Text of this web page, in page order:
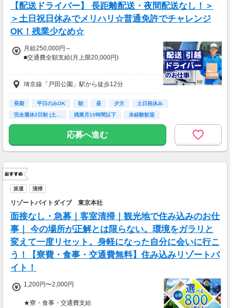
【配送ドライバー】 長距離配送・夜間配送なし！＞
＞土日祝日休みでメリハリ☆普通免許でチャレンジ
OK！残業少なめ☆
月給250,000円～
■交通費全額支給(月上限20,000円)
試用期間3ヶ月、研修期間2週間(最長)：条件の
変動なし
埼京線「戸田公園」駅から徒歩12分
長期 平日のみOK 朝 昼 夕方
土日祝休み
完全週休2日制 (土…
残業月10時間以下 未経験歓迎
応募へ進む
派遣 清掃
リゾートバイトダイブ 東京本社
面接なし・急募｜客室清掃｜観光地で住み込みのお仕
事｜ 今の場所が正解とは限らない。環境をガラリと
変えて一度リセット。身軽になった自分に会いに行こ
う！【寮費・食事・交通費無料】住み込みリゾートバ
イト！
1,200円〜2,000円
★寮・食事・交通費支給